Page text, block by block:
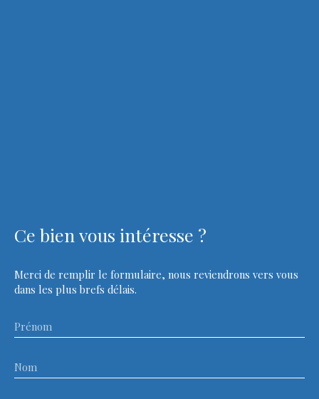
Ce bien vous intéresse ?
Merci de remplir le formulaire, nous reviendrons vers vous
dans les plus brefs délais.
Prénom
Nom